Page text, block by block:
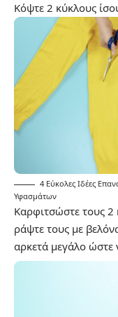
Κόψτε 2 κύκλους
4 Εύκολες Ιδέες
Υφασμάτων
Καρφιτσώστε τους 2
ράψτε τους με
αρκετά μεγάλο ώστε